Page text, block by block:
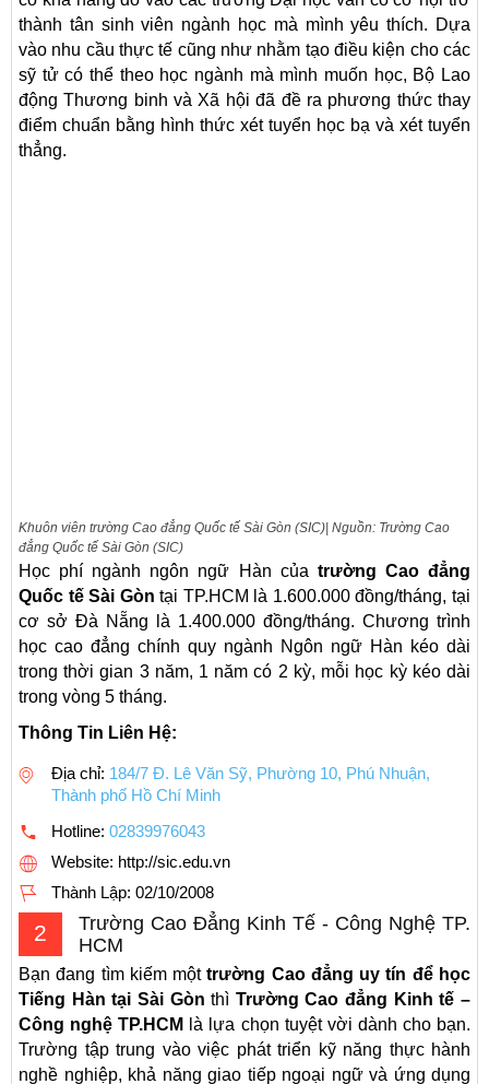
thành tân sinh viên ngành học mà mình yêu thích. Dựa
vào nhu cầu thực tế cũng như nhằm tạo điều kiện cho các
sỹ tử có thể theo học ngành mà mình muốn học, Bộ Lao
động Thương binh và Xã hội đã đề ra phương thức thay
điểm chuẩn bằng hình thức xét tuyển học bạ và xét tuyển
thẳng.
Khuôn viên trường Cao đẳng Quốc tế Sài Gòn (SIC)| Nguồn: Trường Cao
đẳng Quốc tế Sài Gòn (SIC)
Học phí ngành ngôn ngữ Hàn của trường Cao đẳng
Quốc tế Sài Gòn tại TP.HCM là 1.600.000 đồng/tháng, tại
cơ sở Đà Nẵng là 1.400.000 đồng/tháng. Chương trình
học cao đẳng chính quy ngành Ngôn ngữ Hàn kéo dài
trong thời gian 3 năm, 1 năm có 2 kỳ, mỗi học kỳ kéo dài
trong vòng 5 tháng.
Thông Tin Liên Hệ:
Địa chỉ: 184/7 Đ. Lê Văn Sỹ, Phường 10, Phú Nhuận,
Thành phố Hồ Chí Minh
Hotline: 02839976043
Website: http://sic.edu.vn
Thành Lập: 02/10/2008
2
Trường Cao Đẳng Kinh Tế - Công Nghệ TP.
HCM
Bạn đang tìm kiếm mộttrường Cao đẳng uy tín để học
Tiếng Hàn tại Sài Gònthì Trường Cao đẳng Kinh tế –
Công nghệ TP.HCM
là lựa chọn tuyệt vời dành cho bạn.
Trường tập trung vào việc phát triển kỹ năng thực hành
nghề nghiệp, khả năng giao tiếp ngoại ngữ và ứng dụng